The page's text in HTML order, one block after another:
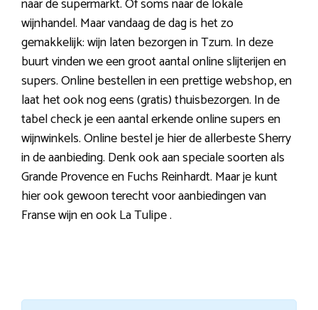
naar de supermarkt. Of soms naar de lokale
wijnhandel. Maar vandaag de dag is het zo
gemakkelijk: wijn laten bezorgen in Tzum. In deze
buurt vinden we een groot aantal online slijterijen en
supers. Online bestellen in een prettige webshop, en
laat het ook nog eens (gratis) thuisbezorgen. In de
tabel check je een aantal erkende online supers en
wijnwinkels. Online bestel je hier de allerbeste Sherry
in de aanbieding. Denk ook aan speciale soorten als
Grande Provence en Fuchs Reinhardt. Maar je kunt
hier ook gewoon terecht voor aanbiedingen van
Franse wijn en ook La Tulipe .